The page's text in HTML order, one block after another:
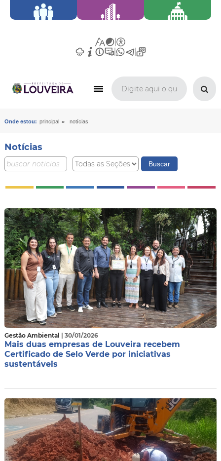
Onde estou: principal » notícias
Notícias
Gestão Ambiental | 30/01/2026
Mais duas empresas de Louveira recebem
Certificado de Selo Verde por iniciativas
sustentáveis